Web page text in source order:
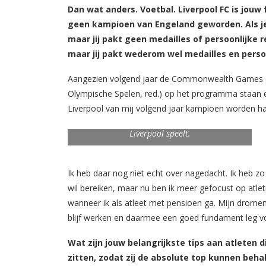
Dan wat anders. Voetbal. Liverpool FC is
geen kampioen van Engeland geworden. Als
maar jij pakt geen medailles of persoonlijke
maar jij pakt wederom wel medailles en
Aangezien volgend jaar de Commonwealth
Olympische Spelen, red.) op het programma
Liverpool van mij volgend jaar kampioen worden
Van Niekerk (rechts) op de foto met de Gini
Liverpool speelt.
Ik heb daar nog niet echt over nagedacht. Ik heb
wil bereiken, maar nu ben ik meer gefocust op
wanneer ik als atleet met pensioen ga. Mijn
blijf werken en daarmee een goed fundament leg
Wat zijn jouw belangrijkste tips aan atleten
zitten, zodat zij de absolute top kunnen